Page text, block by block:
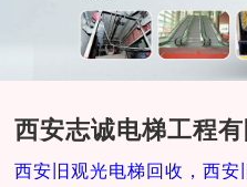
西安志诚电梯工程
西安旧观光电梯回收，西